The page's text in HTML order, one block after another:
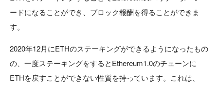
ードになることができ、ブロック報酬を得ることができま
す。
2020年12月にETHのステーキングができるようになったもの
の、一度ステーキングをするとEthereum1.0のチェーンに
ETHを戻すことができない性質を持っています。これは、